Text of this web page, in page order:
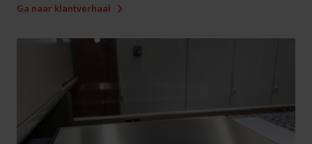
Ga naar klantverhaal